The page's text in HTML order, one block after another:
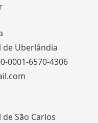
de Uberlândia
0001-6570-4306
São Carlos